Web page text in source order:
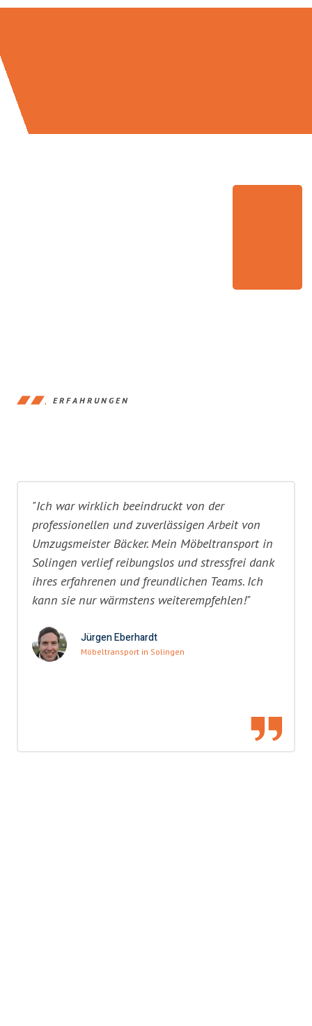
ERFAHRUNGEN
"Ich war wirklich beeindruckt von der
professionellen und zuverlässigen Arbeit von
Umzugsmeister Bäcker. Mein Möbeltransport in
Solingen verlief reibungslos und stressfrei dank
ihres erfahrenen und freundlichen Teams. Ich
kann sie nur wärmstens weiterempfehlen!"
Jürgen Eberhardt
Möbeltransport in Solingen